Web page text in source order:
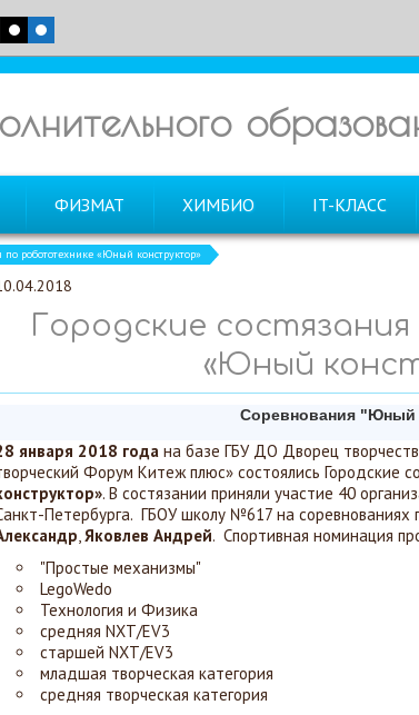
ФИЗМАТ ХИМБИО IT-КЛАСС
по робототехнике «Юный конструктор»
Городские
«Юный
Соревнования "Юный
января 2018 года на базе ГБУ ДО Дворец
Форум Китеж плюс» состоялись Городские
. В состязании приняли участие 40
Петербурга. ГБОУ школу №617 на соревнованиях
,Яковлев Андрей. Спортивная номинация
"Простые механизмы"
LegoWedo
Технология и Физика
средняя NXT/EV3
старшей NXT/EV3
младшая творческая категория
средняя творческая категория